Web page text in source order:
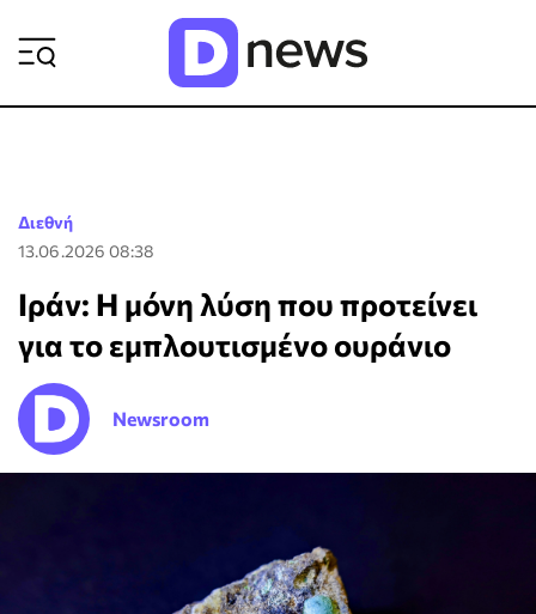
Διεθνή
13.06.2026 08:38
Ιράν: Η μόνη λύση που προτείνει
για το εμπλουτισμένο ουράνιο
Newsroom